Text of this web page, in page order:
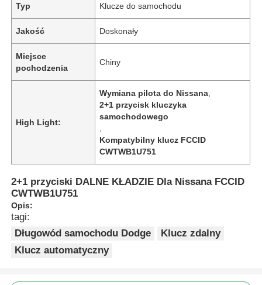
Typ Klucze do samochodu
Jakość Doskonały
Miejsce
pochodzenia
Chiny
High Light:
Wymiana pilota do Nissana
2+1 przycisk kluczyka
samochodowego
Kompatybilny klucz FCCID
CWTWB1U751
2+1 przyciski DALNE KŁADZIE Dla Nissana FCCID
CWTWB1U751
Opis:
tagi:
Długowód samochodu Dodge
Klucz zdalny
Klucz automatyczny